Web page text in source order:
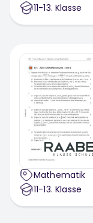
11-13. Klasse
Mathematik
11-13. Klasse